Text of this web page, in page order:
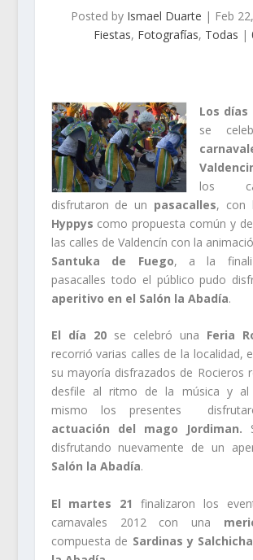
Posted by Ismael Duarte | Feb
Fiestas, Fotografías, Todas |
Los días
se
los
disfrutaron de un pasacalles, con
Hyppys como propuesta común y
las calles de Valdencín con la
Santuka de Fuego, a la
pasacalles todo el público pudo
aperitivo en el Salón la Abadía.
El día 20se celebró una Feria
recorrió varias calles de la localidad,
su mayoría disfrazados de Rocieros
desfile al ritmo de la música y al
mismo los presentes
actuación del mago Jordiman.
disfrutando nuevamente de un
Salón la Abadía.
El martes 21
finalizaron los
carnavales 2012 con una
compuesta de Sardinas y